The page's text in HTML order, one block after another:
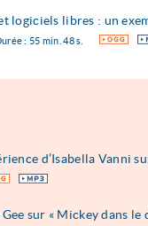
logiciels libres : un
: 55 min. 48 s. OGG
d’Isabella Vanni
MP3
sur « Mickey dans le